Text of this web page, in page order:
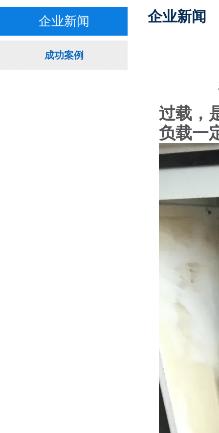
企业新闻
成功案例
企业新闻
过载，
负载一